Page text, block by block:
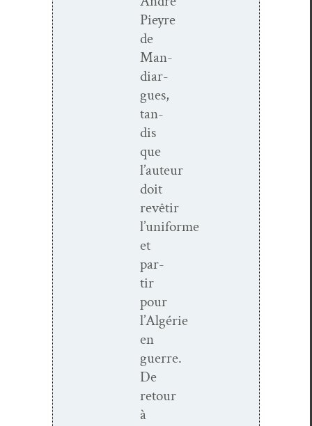
Pieyre
de
Man­
di­ar­
gues,
tan­
dis
que
l’auteur
doit
revêtir
l’uniforme
et
par­
tir
pour
l’Algérie
en
guerre.
De
retour
à